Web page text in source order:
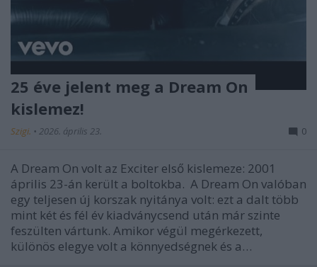
25 éve jelent meg a Dream On
kislemez!
Szigi. • 2026. április 23. 0
A Dream On volt az Exciter első kislemeze: 2001
április 23-án került a boltokba. A Dream On valóban
egy teljesen új korszak nyitánya volt: ezt a dalt több
mint két és fél év kiadványcsend után már szinte
feszülten vártunk. Amikor végül megérkezett,
különös elegye volt a könnyedségnek és a…